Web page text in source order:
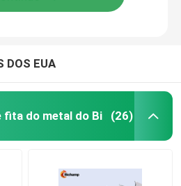
DOS EUA
fita do metal do Bi (26)